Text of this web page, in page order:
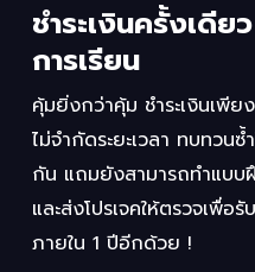
ชำระเงินครั้งเดีย
การเรียน
คุ้มยิ่งกว่าคุ้ม ชำระเงินเพีย
ไม่จำกัดระยะเวลา ทบทวน
กัน แถมยังสามารถทำแบบ
และส่งโปรเจคให้ตรวจเพื่
ภายใน 1 ปีอีกด้วย !